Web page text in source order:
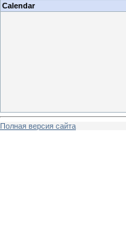
Calendar
Полная версия сайта